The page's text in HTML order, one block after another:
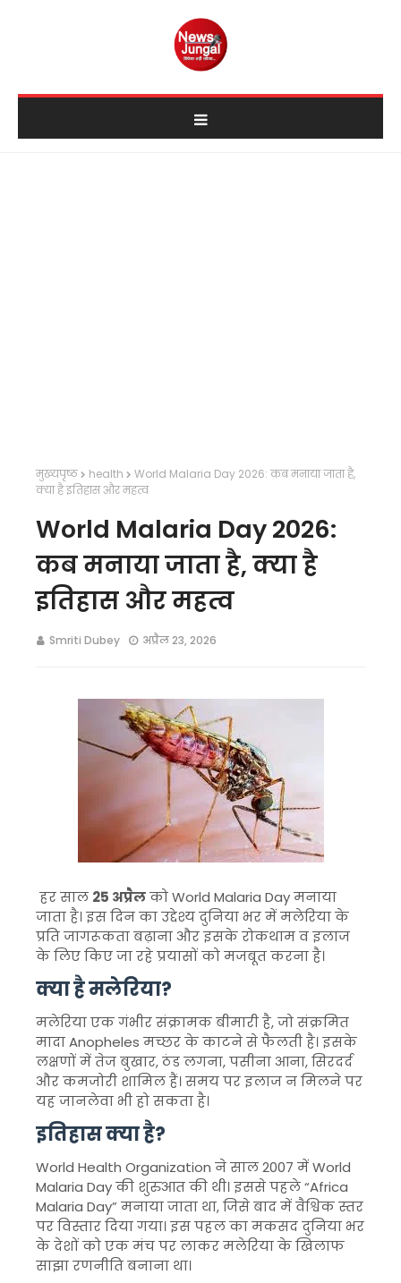
मुख्यपृष्ठ health
World Malaria Day 2026: कब मनाया जाता है,
क्या है इतिहास और महत्व
World Malaria Day 2026:
कब मनाया जाता है, क्या है
इतिहास और महत्व
Smriti Dubey अप्रैल 23, 2026
हर साल 25 अप्रैलकोWorld Malaria Dayमनाया
जाता है। इस दिन का उद्देश्य दुनिया भर मेंमलेरियाके
प्रति जागरूकता बढ़ाना और इसके रोकथाम व इलाज
के लिए किए जा रहे प्रयासों को मजबूत करना है।
क्या है मलेरिया?
मलेरिया एक गंभीर संक्रामक बीमारी है, जो संक्रमित
मादाAnopheles मच्छरके काटने से फैलती है। इसके
लक्षणों में तेज बुखार, ठंड लगना, पसीना आना, सिरदर्द
और कमजोरी शामिल हैं। समय पर इलाज न मिलने पर
यह जानलेवा भी हो सकता है।
इतिहास क्या है?
World Health Organization ने साल 2007 में World
Malaria Day की शुरुआत की थी। इससे पहले “Africa
Malaria Day” मनाया जाता था, जिसे बाद में वैश्विक स्तर
पर विस्तार दिया गया। इस पहल का मकसद दुनिया भर
के देशों को एक मंच पर लाकर मलेरिया के खिलाफ
साझा रणनीति बनाना था।